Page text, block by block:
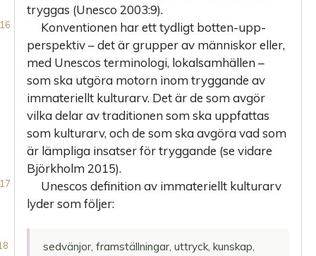
tryggas (Unesco 2003:9).
Konventionen har ett tydligt botten-upp-
perspektiv – det är grupper av människor eller,
med Unescos terminologi, lokalsamhällen –
som ska utgöra motorn inom tryggande av
immateriellt kulturarv. Det är de som avgör
vilka delar av traditionen som ska uppfattas
som kulturarv, och de som ska avgöra vad som
är lämpliga insatser för tryggande (se vidare
Björkholm 2015).
Unescos definition av immateriellt kulturarv
lyder som följer:
sedvänjor, framställningar, uttryck, kunskap,